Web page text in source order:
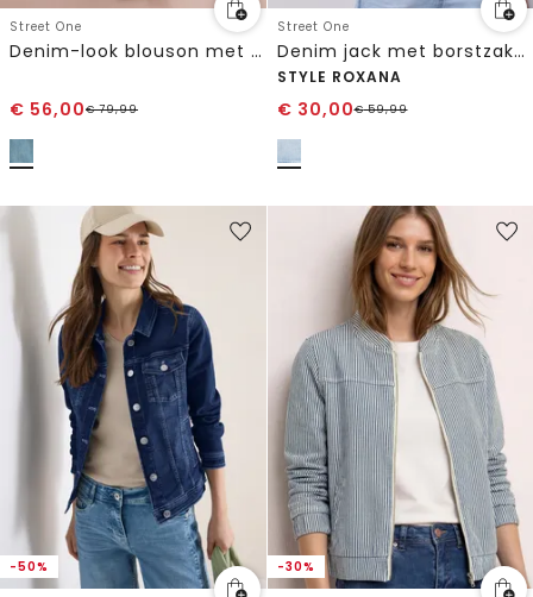
Street One
Denim-look blouson met zakken
€ 56,00€79,99
Street One
Denim jack met borstzakken en knopen
STYLE ROXANA
€ 30,00€59,99
-50% -30%